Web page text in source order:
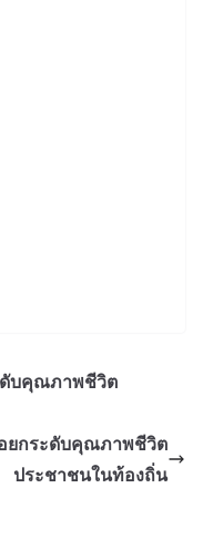
ดับคุณภาพชีวิต
ยกระดับคุณภาพชีวิต
ประชาชนในท้องถิ่น